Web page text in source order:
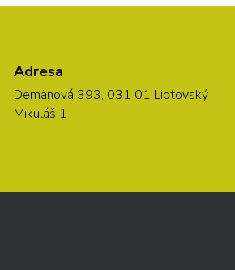
Adresa
Demänová 393, 031 01 Liptovský
Mikuláš 1